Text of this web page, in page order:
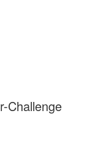
Challenge